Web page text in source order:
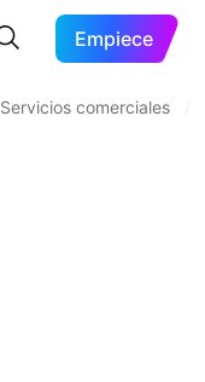
Empiece
Servicios comerciales